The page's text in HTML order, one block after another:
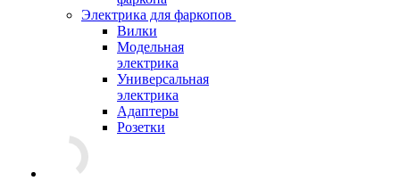
Электрика для фаркопов
Вилки
Модельная
электрика
Универсальная
электрика
Адаптеры
Розетки